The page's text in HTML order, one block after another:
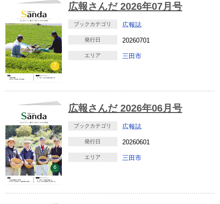
広報さんだ 2026年07月号
ブックカテゴリ 広報誌
発行日 20260701
エリア 三田市
広報さんだ 2026年06月号
ブックカテゴリ 広報誌
発行日 20260601
エリア 三田市